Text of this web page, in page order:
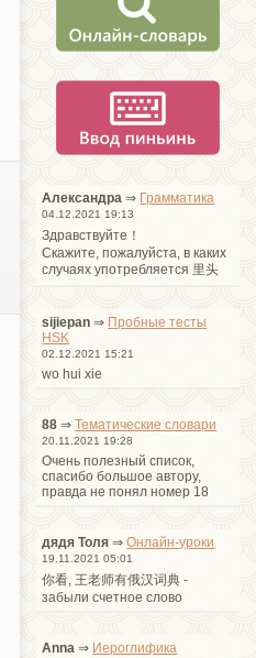
Александра ⇒ Грамматика
04.12.2021 19:13
Здравствуйте！
Cкажите, пожалуйста, в каких
случаях употребляется 里头
sijiepan ⇒ Пробные тесты
HSK
02.12.2021 15:21
wo hui xie
88 ⇒Тематические словари
20.11.2021 19:28
Очень полезный список,
спасибо большое автору,
правда не понял номер 18
дядя Толя ⇒Онлайн-уроки
19.11.2021 05:01
你看, 王老师有俄汉词典 -
забыли счетное слово
Anna ⇒ Иероглифика